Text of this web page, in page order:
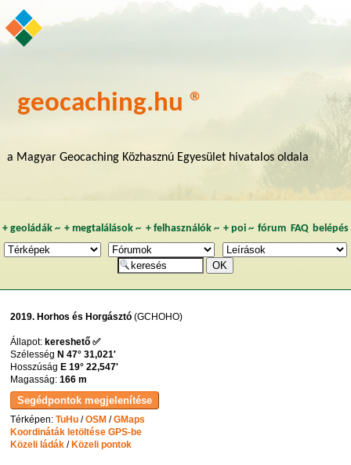
geocaching.hu ®
a Magyar Geocaching Közhasznú Egyesület hivatalos oldala
+ geoládák~ +megtalálások ~ + felhasználók~ + poi~ fórum FAQ belépés
2019. Horhos és Horgásztó (GCHOHO)
Állapot: kereshető ✅
Szélesség N 47° 31,021'
Hosszúság E 19° 22,547'
Magasság:166 m
Térképen:TuHu /OSM /GMaps
Koordináták letöltése GPS-be
Közeli ládák / Közeli pontok